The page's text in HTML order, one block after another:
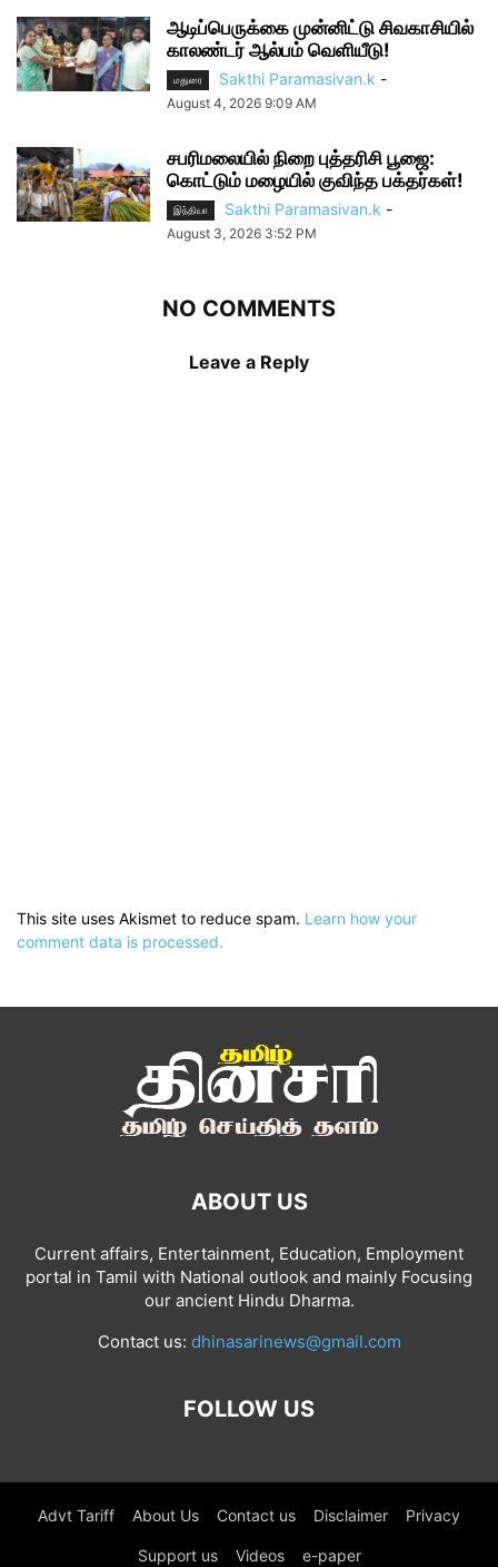
ஆடிப்பெருக்கை முன்னிட்டு சிவகாசியில்
காலண்டர் ஆல்பம் வெளியீடு!
மதுரை Sakthi Paramasivan.k -
August 4, 2026 9:09 AM
சபரிமலையில் நிறை புத்தரிசி பூஜை:
கொட்டும் மழையில் குவிந்த பக்தர்கள்!
இந்தியா Sakthi Paramasivan.k -
August 3, 2026 3:52 PM
NO COMMENTS
Leave a Reply
This site uses Akismet to reduce spam. Learn how your
comment data is processed.
ABOUT US
Current affairs, Entertainment, Education, Employment
portal in Tamil with National outlook and mainly Focusing
our ancient Hindu Dharma.
Contact us: dhinasarinews@gmail.com
FOLLOW US
Advt Tariff About Us Contact us Disclaimer Privacy
Support us Videos e-paper